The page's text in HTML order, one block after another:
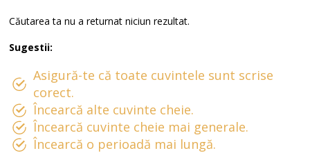
Căutarea ta nu a returnat niciun rezultat.
Sugestii:
Asigură-te că toate cuvintele sunt scrise
corect.
Încearcă alte cuvinte cheie.
Încearcă cuvinte cheie mai generale.
Încearcă o perioadă mai lungă.